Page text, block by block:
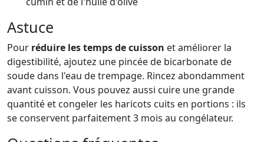
Astuce
Pour réduire les temps de cuisson et améliorer la
digestibilité, ajoutez une pincée de bicarbonate de
soude dans l'eau de trempage. Rincez abondamment
avant cuisson. Vous pouvez aussi cuire une grande
quantité et congeler les haricots cuits en portions : ils
se conservent parfaitement 3 mois au congélateur.